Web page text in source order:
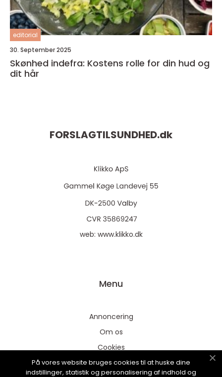
editorial
30. September 2025
Skønhed indefra: Kostens rolle for din hud og
dit hår
FORSLAGTILSUNDHED.dk
web: www.klikko.dk
Menu
Annoncering
Om os
Cookies
Kontakt os
På vores website bruges cookies til at huske dine
indstillinger, statistik og personalisering af indhold og